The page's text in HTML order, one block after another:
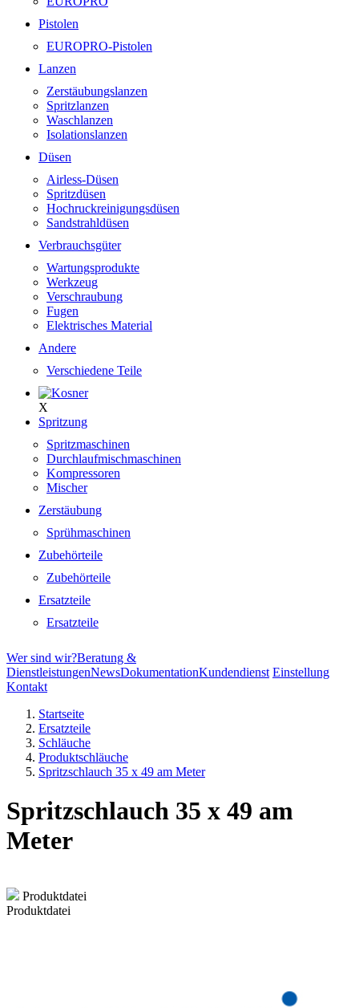
Pistolen
EUROPRO-Pistolen
Lanzen
Zerstäubungslanzen
Spritzlanzen
Waschlanzen
Isolationslanzen
Düsen
Airless-Düsen
Spritzdüsen
Hochruckreinigungsdüsen
Sandstrahldüsen
Verbrauchsgüter
Wartungsprodukte
Werkzeug
Verschraubung
Fugen
Elektrisches Material
Andere
Verschiedene Teile
X
Spritzung
Spritzmaschinen
Durchlaufmischmaschinen
Kompressoren
Mischer
Zerstäubung
Sprühmaschinen
Zubehörteile
Zubehörteile
Ersatzteile
Ersatzteile
Wer sind wir?Beratung &
DienstleistungenNewsDokumentationKundendienst Einstellung
Kontakt
Startseite
Ersatzteile
Schläuche
Produktschläuche
Spritzschlauch 35 x 49 am Meter
Spritzschlauch 35 x 49 am
Meter
Produktdatei
Produktdatei